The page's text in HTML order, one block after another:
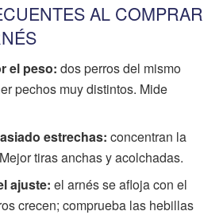
AL COMPRAR
el peso: dos perros del mismo
pechos muy distintos. Mide
estrechas: concentran la
tiras anchas y acolchadas.
ajuste: el arnés se afloja con el
crecen; comprueba las hebillas